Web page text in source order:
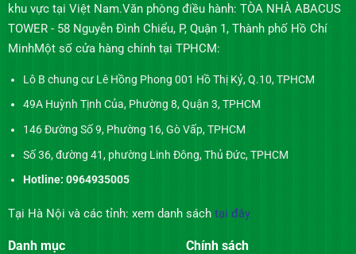
khu vực tại Việt Nam.Văn phòng điều hành: TÒA NHÀ ABACUS
TOWER - 58 Nguyễn Đình Chiểu, P, Quận 1, Thành phố Hồ Chí
MinhMột số cửa hàng chính tại TPHCM:
Lô B chung cư Lê Hồng Phong 001 Hồ Thị Kỷ, Q.10, TPHCM
49A Huỳnh Tịnh Của, Phường 8, Quận 3, TPHCM
146 Đường Số 9, Phường 16, Gò Vấp, TPHCM
Số 36, đường 41, phường Linh Đông, Thủ Đức, TPHCM
Hotline: 0964935005
Tại Hà Nội và các tỉnh: xem danh sách tại đây
Danh mục Chính sách